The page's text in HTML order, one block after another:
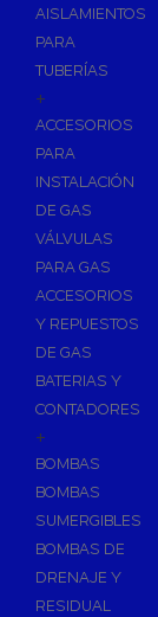
AISLAMIENTOS
PARA
TUBERÍAS
+
ACCESORIOS
PARA
INSTALACIÓN
DE GAS
VÁLVULAS
PARA GAS
ACCESORIOS
Y REPUESTOS
DE GAS
BATERIAS Y
CONTADORES
+
BOMBAS
BOMBAS
SUMERGIBLES
BOMBAS DE
DRENAJE Y
RESIDUAL